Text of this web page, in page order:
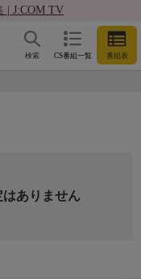
| J:COM TV
CS番組一覧 番組表
検索
ありません